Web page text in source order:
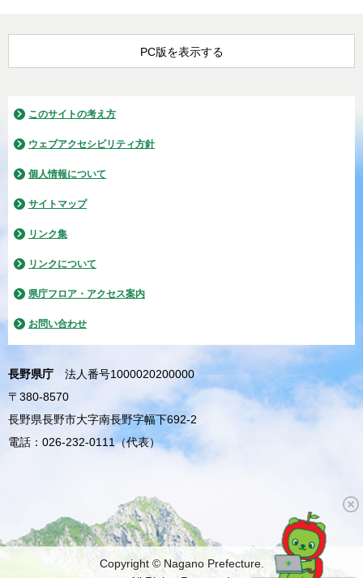
PC版を表示する
このサイトの考え方
ウェブアクセシビリティ方針
個人情報について
サイトマップ
リンク集
リンクについて
県庁フロア・アクセス案内
お問い合わせ
長野県庁
法人番号1000020200000
〒380-8570
長野県長野市大字南長野字幅下692-2
電話：026-232-0111（代表）
Copyright © Nagano Prefecture.